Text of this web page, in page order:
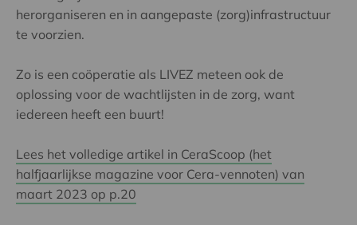
herorganiseren en in aangepaste (zorg)infrastructuur
te voorzien.
Zo is een coöperatie als LIVEZ meteen ook de
oplossing voor de wachtlijsten in de zorg, want
iedereen heeft een buurt!
Lees het volledige artikel in CeraScoop (het
halfjaarlijkse magazine voor Cera-vennoten) van
maart 2023 op p.20